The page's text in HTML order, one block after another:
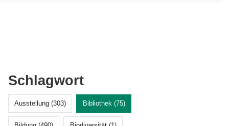
Schlagwort
Ausstellung (303) Bibliothek (75)